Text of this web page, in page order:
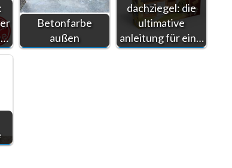
Betonfarbe
außen
dachziegel: die
ultimative
anleitung für ein…